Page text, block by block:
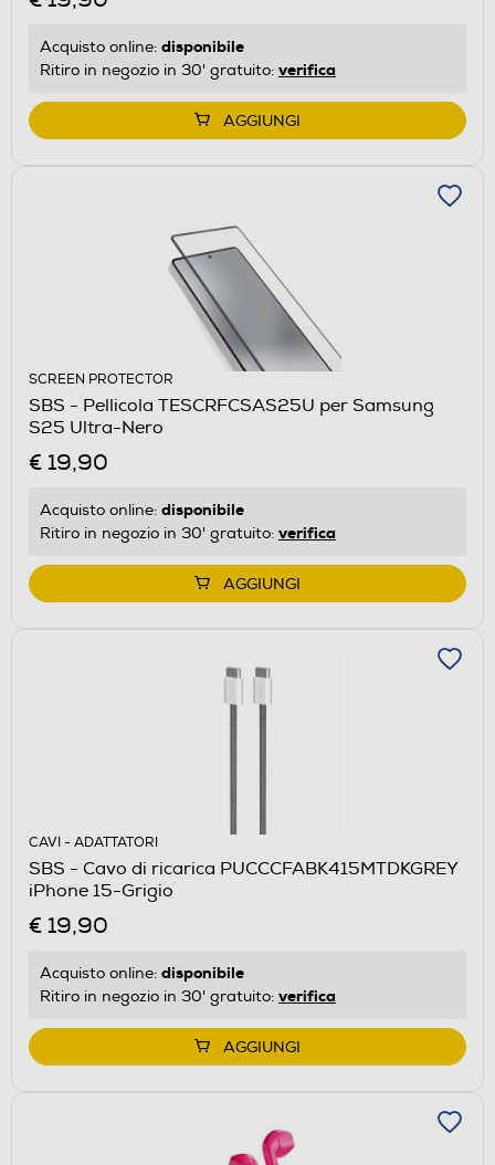
Acquisto online: disponibile
Ritiro in negozio in 30' gratuito: verifica
AGGIUNGI
SCREEN PROTECTOR
SBS - Pellicola TESCRFCSAS25U per Samsung
S25 Ultra-Nero
€ 19,90
Acquisto online: disponibile
Ritiro in negozio in 30' gratuito: verifica
AGGIUNGI
CAVI - ADATTATORI
SBS - Cavo di ricarica PUCCCFABK415MTDKGREY
iPhone 15-Grigio
€ 19,90
Acquisto online: disponibile
Ritiro in negozio in 30' gratuito: verifica
AGGIUNGI